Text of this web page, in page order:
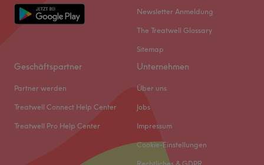
Newsletter Anmeldung
The Treatwell Glossary
Sitemap
Geschäftspartner
Partner werden
Treatwell Connect Help Center
Treatwell Pro Help Center
Unternehmen
Über uns
Jobs
Impressum
Cookie-Einstellungen